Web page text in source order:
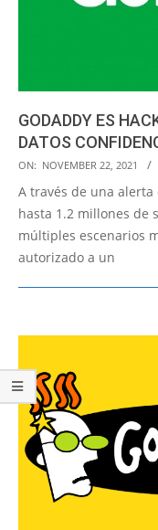
GODADDY ES
DATOS
2021-
11-
22
ON: NOVEMBER 22, 2021
A través de una
hasta 1.2 millones de
múltiples escenarios
autorizado a un